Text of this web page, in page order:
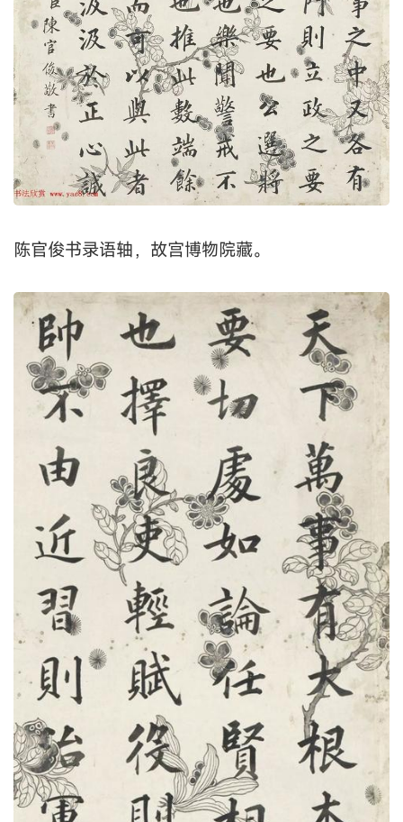
陈官俊书录语轴，故宫博物院藏。